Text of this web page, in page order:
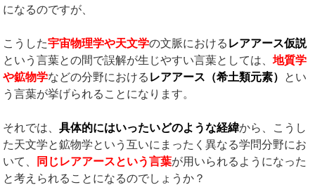
になるのですが、
こうした宇宙物理学や天文学の文脈における レアアース仮説
という言葉との間で誤解が生じやすい言葉としては、地質学
や鉱物学などの分野における レアアース（希土類元素） とい
う言葉が挙げられることになります。
それでは、具体的にはいったいどのような経緯から、こうし
た天文学と鉱物学という互いにまったく異なる学問分野にお
いて、
同じレアアースという言葉が用いられるようになった
と考えられることになるのでしょうか？